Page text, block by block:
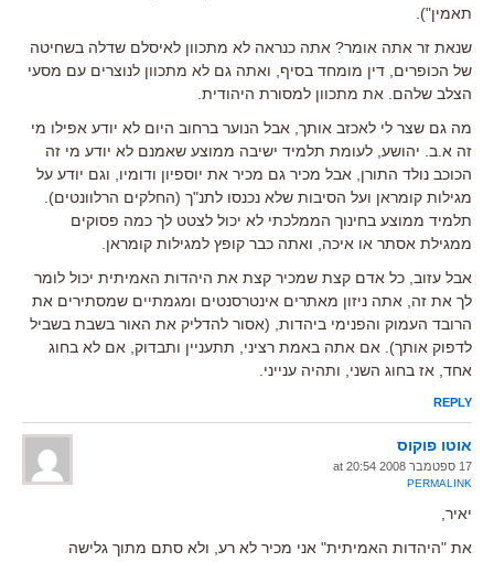
תאמין").
שנאת זר אתה אומר? אתה כנראה לא מתכוון לאיסלם שדלה בשחיטה
של הכופרים, דין מומחד בסיף, ואתה גם לא מתכוון לנוצרים עם מסעי
הצלב שלהם. את מתכוון למסורת היהודית.
מה גם שצר לי לאכזב אותך, אבל הנוער ברחוב היום לא יודע אפילו מי
זה א.ב. יהושע, לעומת תלמיד ישיבה ממוצע שאמנם לא יודע מי זה
הכוכב נולד התורן, אבל מכיר גם מכיר את יוספיון ודומיו, וגם יודע על
מגילות קומראן ועל הסיבות שלא נכנסו לתנ"ך (החלקים הרלוונטים).
תלמיד ממוצע בחינוך הממלכתי לא יכול לצטט לך כמה פסוקים
ממגילת אסתר או איכה, ואתה כבר קופץ למגילות קומראן.
אבל עזוב, כל אדם קצת שמכיר קצת את היהדות האמיתית יכול לומר
לך את זה, אתה ניזון מאתרים אינטרסנטים ומגמתיים שמסתירים את
הרובד העמוק והפנימי ביהדות, (אסור להדליק את האור בשבת בשביל
לדפוק אותך). אם אתה באמת רציני, תתעניין ותבדוק, אם לא בחוג
אחד, אז בחוג השני, ותהיה ענייני.
REPLY
אוטו פוקוס
17 ספטמבר 2008 at 20:54
PERMALINK
יאיר,
את "היהדות האמיתית" אני מכיר לא רע, ולא סתם מתוך גלישה